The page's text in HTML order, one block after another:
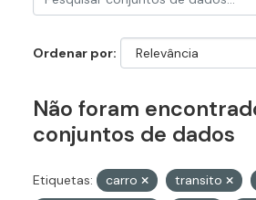
Ordenar por
Não foram
conjuntos de dados
Etiquetas: carro transito